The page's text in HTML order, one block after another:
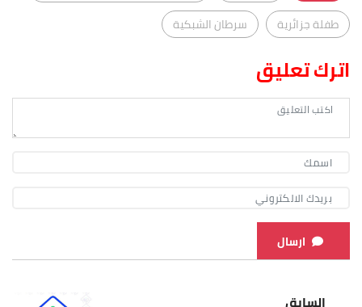
طفلة جزائرية
سرطان الشبكية
اترك تعليق
ارسال
السابق